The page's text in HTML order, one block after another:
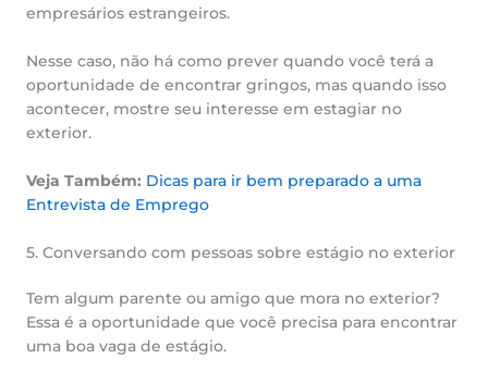
empresários estrangeiros.
Nesse caso, não há como prever quando você terá a
oportunidade de encontrar gringos, mas quando isso
acontecer, mostre seu interesse em estagiar no
exterior.
Veja Também: Dicas para ir bem preparado a uma
Entrevista de Emprego
5. Conversando com pessoas sobre estágio no exterior
Tem algum parente ou amigo que mora no exterior?
Essa é a oportunidade que você precisa para encontrar
uma boa vaga de estágio.